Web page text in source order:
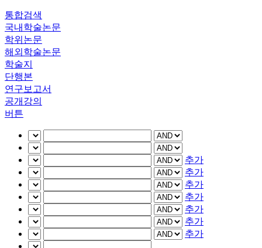
통합검색
국내학술논문
학위논문
해외학술논문
학술지
단행본
연구보고서
공개강의
버튼
추가
추가
추가
추가
추가
추가
추가